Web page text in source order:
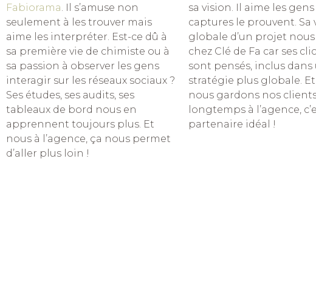
Fabiorama. Il s’amuse non
seulement à les trouver mais
aime les interpréter. Est-ce dû à
sa première vie de chimiste ou à
sa passion à observer les gens
interagir sur les réseaux sociaux ?
Ses études, ses audits, ses
tableaux de bord nous en
apprennent toujours plus. Et
nous à l’agence, ça nous permet
d’aller plus loin !
sa vision. Il aime les gens
captures le prouvent. Sa
globale d’un projet
chez Clé de Fa car ses
sont pensés, inclus dans
stratégie plus globale.
nous gardons nos
longtemps à l’agence,
partenaire idéal !